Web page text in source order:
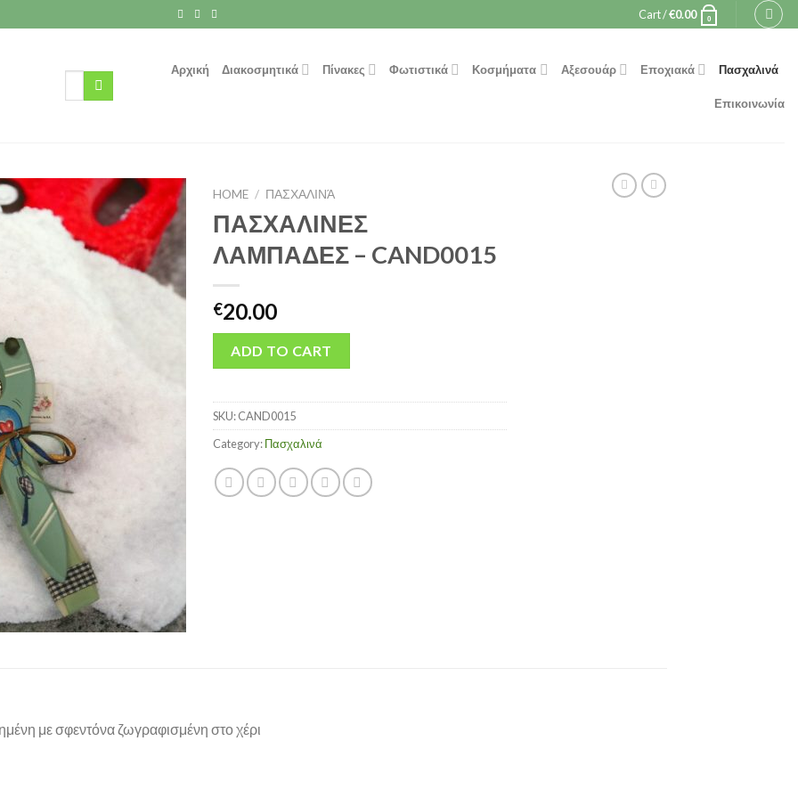
Cart /€0.00 0
Search
Αρχική Διακοσμητικά Πίνακες Φωτιστικά Κοσμήματα Αξεσουάρ Εποχιακά Πασχαλινά
Επικοινωνία
HOME / ΠΑΣΧΑΛΙΝΆ
ΠΑΣΧΑΛΙΝΕΣ
ΛΑΜΠΑΔΕΣ – CAND0015
€20.00
ADD TO CART
SKU:CAND0015
Category:Πασχαλινά
με σφεντόνα ζωγραφισμένη στο χέρι